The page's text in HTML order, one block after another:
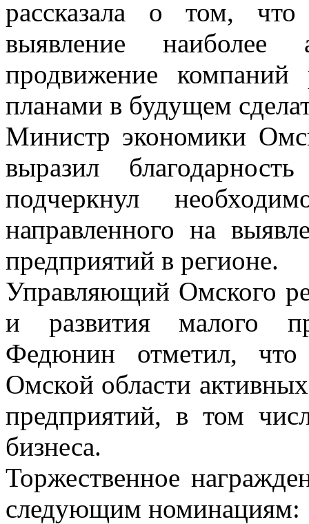
рассказала о том,
выявление наиболее
продвижение компаний
планами в будущем
Министр экономики
выразил
подчеркнул
направленного на
предприятий в регионе.
Управляющий Омского
и развития малого
Федюнин отметил, что
Омской области
предприятий, в том
бизнеса.
Торжественное
следующим номинациям: